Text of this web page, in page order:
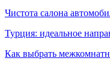
Чистота салона
Турция: идеальное
Как выбрать